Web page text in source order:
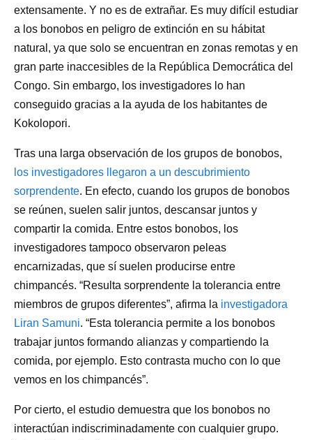
extensamente. Y no es de extrañar. Es muy difícil estudiar
a los bonobos en peligro de extinción en su hábitat
natural, ya que solo se encuentran en zonas remotas y en
gran parte inaccesibles de la República Democrática del
Congo. Sin embargo, los investigadores lo han
conseguido gracias a la ayuda de los habitantes de
Kokolopori.
Tras una larga observación de los grupos de bonobos,
los investigadores llegaron a un descubrimiento
sorprendente. En efecto, cuando los grupos de bonobos
se reúnen, suelen salir juntos, descansar juntos y
compartir la comida. Entre estos bonobos, los
investigadores tampoco observaron peleas
encarnizadas, que sí suelen producirse entre
chimpancés. “Resulta sorprendente la tolerancia entre
miembros de grupos diferentes”, afirma la investigadora
Liran Samuni. “Esta tolerancia permite a los bonobos
trabajar juntos formando alianzas y compartiendo la
comida, por ejemplo. Esto contrasta mucho con lo que
vemos en los chimpancés”.
Por cierto, el estudio demuestra que los bonobos no
interactúan indiscriminadamente con cualquier grupo.